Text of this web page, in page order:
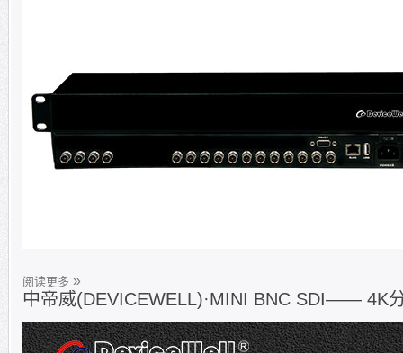
阅读更多
中帝威(DEVICEWELL)·MINI BNC SDI—— 4K